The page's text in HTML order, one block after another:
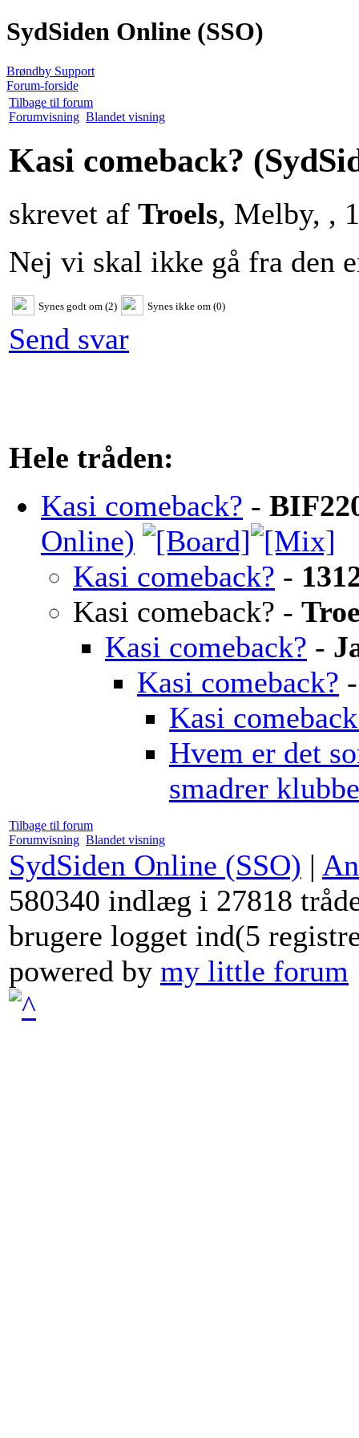
SydSiden Online (SSO)
Brøndby Support
Forum-forside
Tilbage til forum
Forumvisning Blandet visning
Kasi comeback?
skrevet af Troels, Melby, ,
Nej vi skal ikke gå fra den
Synes godt om (2) Synes ikke om (0)
Send svar
Hele tråden:
Kasi comeback? -
Online)
Kasi comeback? -
Kasi comeback? -
Kasi comeback? -
Kasi comeback?
Kasi
Hvem er det
smadrer
Tilbage til forum
Forumvisning Blandet visning
SydSiden Online (SSO) |
580340 indlæg i 27818
brugere logget ind(5
powered by my little forum